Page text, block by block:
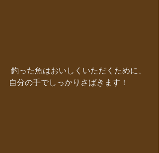
自分の手でしっかりさばきます！